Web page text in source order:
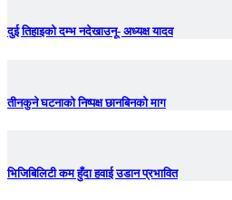
दुई तिहाइको दम्भ नदेखाउनू- अध्यक्ष यादव
तीनकुने घटनाकाे निष्पक्ष छानबिनकाे माग
भिजिबिलिटी कम हुँदा हवाई उडान प्रभावित